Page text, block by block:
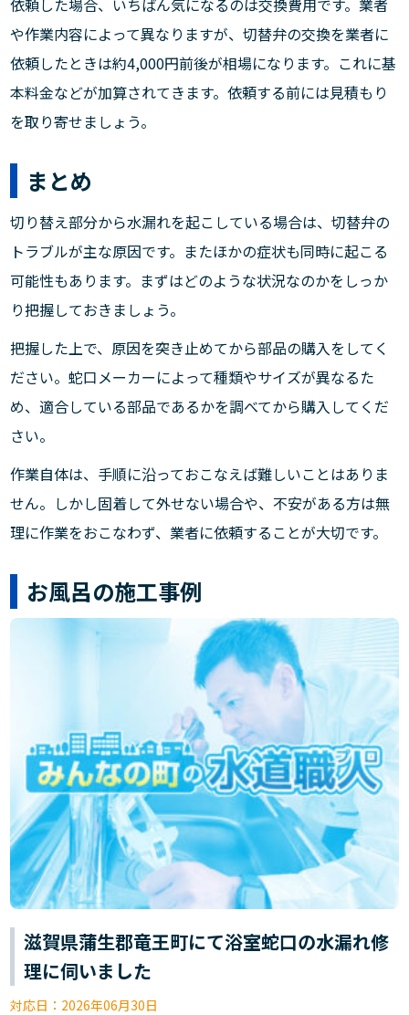
や作業内容によって異なりますが、切替弁の交換を業者に
依頼したときは約4,000円前後が相場になります。これに基
本料金などが加算されてきます。依頼する前には見積もり
を取り寄せましょう。
まとめ
切り替え部分から水漏れを起こしている場合は、切替弁の
トラブルが主な原因です。またほかの症状も同時に起こる
可能性もあります。まずはどのような状況なのかをしっか
り把握しておきましょう。
把握した上で、原因を突き止めてから部品の購入をしてく
ださい。蛇口メーカーによって種類やサイズが異なるた
め、適合している部品であるかを調べてから購入してくだ
さい。
作業自体は、手順に沿っておこなえば難しいことはありま
せん。しかし固着して外せない場合や、不安がある方は無
理に作業をおこなわず、業者に依頼することが大切です。
お風呂の施工事例
滋賀県蒲生郡竜王町にて浴室蛇口の水漏れ修
理に伺いました
対応日： 2026年06月30日